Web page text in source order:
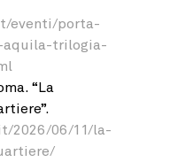
eventi/porta-
aquila-trilogia-
“La
2026/06/11/la-